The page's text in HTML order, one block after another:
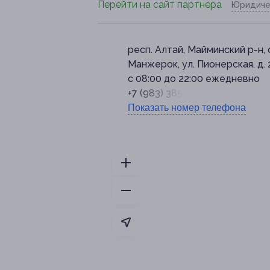
Перейти на сайт партнера
респ. Алтай, Майминский р-н,
Манжерок, ул. Пионерская, д.
с 08:00 до 22:00 ежедневно
+7 (983) 385-05-02
Показать номер телефона